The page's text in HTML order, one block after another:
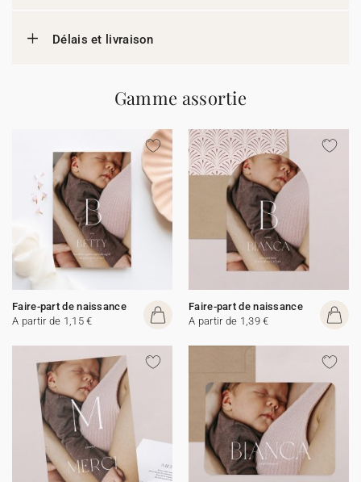
Délais et livraison
Gamme assortie
Faire-part de naissance
A partir de 1,15 €
Faire-part de naissance
A partir de 1,39 €